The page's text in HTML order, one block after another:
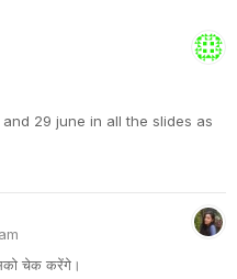
29 june in all the slides as
चेक करेंगे।